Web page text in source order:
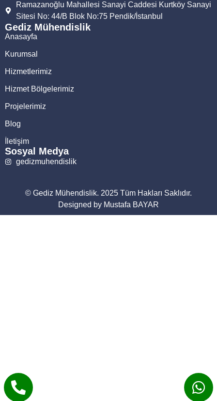
Ramazanoğlu Mahallesi Sanayi Caddesi Kurtköy Sanayi
Sitesi No: 44/B Blok No:75 Pendik/İstanbul
Gediz Mühendislik
Anasayfa
Kurumsal
Hizmetlerimiz
Hizmet Bölgelerimiz
Projelerimiz
Blog
İletişim
Sosyal Medya
gedizmuhendislik
© Gediz Mühendislik. 2025 Tüm Hakları Saklıdır.
Designed by Mustafa BAYAR